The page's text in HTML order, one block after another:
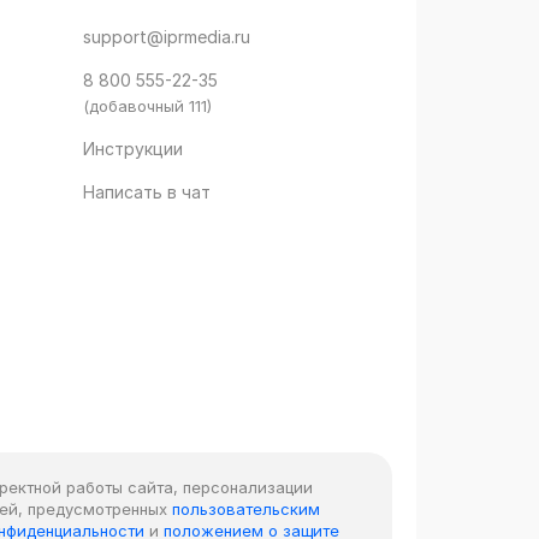
support@iprmedia.ru
8 800 555-22-35
(добавочный 111)
Инструкции
Написать в чат
работы сайта, персонализации
предусмотренных пользовательским
и положением о защите